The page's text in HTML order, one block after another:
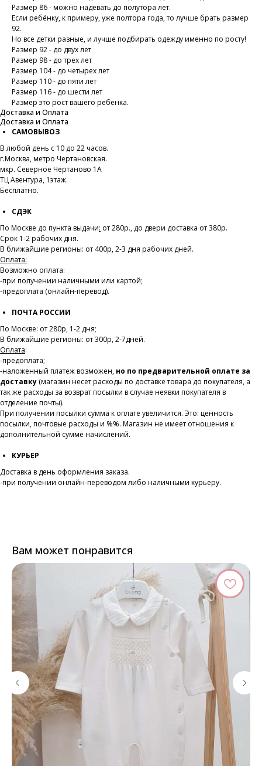
Размер 86 - можно надевать до полутора лет.
Если ребёнку, к примеру, уже полтора года, то лучше брать размер
92.
Но все детки разные, и лучше подбирать одежду именно по росту!
Размер 92 - до двух лет
Размер 98 - до трех лет
Размер 104 - до четырех лет
Размер 110 - до пяти лет
Размер 116 - до шести лет
Размер это рост вашего ребенка.
Доставка и Оплата
Доставка и Оплата
САМОВЫВОЗ
В любой день с 10 до 22 часов.
г.Москва, метро Чертановская.
мкр. Северное Чертаново 1А
ТЦ Авентура, 1этаж.
Бесплатно.
СДЭК
По Москве до пункта выдачи: от 280р., до двери доставка от 380р.
Срок 1-2 рабочих дня.
В ближайшие регионы: от 400р, 2-3 дня рабочих дней.
Оплата:
Возможно оплата:
-при получении наличными или картой;
-предоплата (онлайн-перевод).
ПОЧТА РОССИИ
По Москве: от 280р, 1-2 дня;
В ближайшие регионы: от 300р, 2-7дней.
Оплата:
-предоплата;
-наложенный платеж возможен, но по предварительной оплате за
доставку (магазин несет расходы по доставке товара до покупателя, а
так же расходы за возврат посылки в случае неявки покупателя в
отделение почты).
При получении посылки сумма к оплате увеличится. Это: ценность
посылки, почтовые расходы и %%. Магазин не имеет отношения к
дополнительной сумме начислений.
КУРЬЕР
Доставка в день оформления заказа.
-при получении онлайн-переводом либо наличными курьеру.
Вам может понравится